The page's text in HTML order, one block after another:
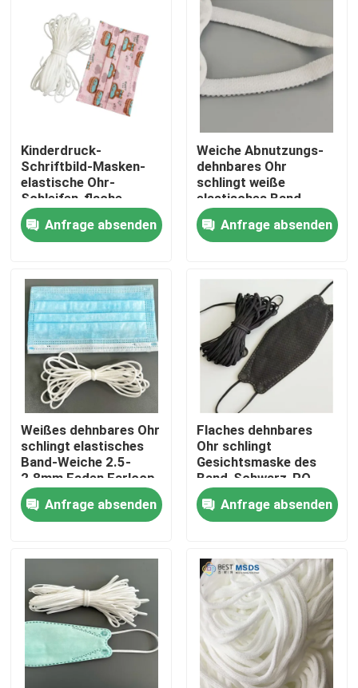
Nach Hause
Kontakte
Produkte
Gesichtsmaske-elastische Ohr-Schleife
Weiche elastische Ohr-Schleifen
Elastische Schnur Earloop
Elastische Ohr-Bänder
Kinderdruck-
Schriftbild-Masken-
elastische Ohr-
Schleifen-flache
dehnbare elastische
Schnur 3.5mm
Anfrage absenden
Weiche Abnutzungs-
dehnbares Ohr
schlingt weiße
elastisches Band-
Schnur für Maske des
Kindkf94
Anfrage absenden
Weißes dehnbares Ohr
schlingt elastisches
Band-Weiche 2.5-
2.8mm Faden Earloop
Anfrage absenden
Flaches dehnbares
Ohr schlingt
Gesichtsmaske des
Band-Schwarz-PO
Korea KF94 2.5-7mm
Anfrage absenden